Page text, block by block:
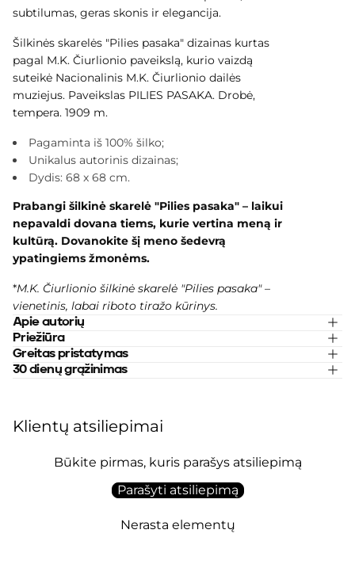
subtilumas, geras skonis ir elegancija.
Šilkinės skarelės "Pilies pasaka" dizainas kurtas
pagal M.K. Čiurlionio paveikslą, kurio vaizdą
suteikė Nacionalinis M.K. Čiurlionio dailės
muziejus. Paveikslas PILIES PASAKA. Drobė,
tempera. 1909 m.
Pagaminta iš 100% šilko;
Unikalus autorinis dizainas;
Dydis: 68 x 68 cm.
Prabangi šilkinė skarelė "Pilies pasaka" – laikui
nepavaldi dovana tiems, kurie vertina meną ir
kultūrą. Dovanokite šį meno šedevrą
ypatingiems žmonėms.
*M.K. Čiurlionio šilkinė skarelė "Pilies pasaka" –
vienetinis, labai riboto tiražo kūrinys.
Apie autorių
Priežiūra
Greitas pristatymas
30 dienų grąžinimas
Klientų atsiliepimai
Būkite pirmas, kuris parašys atsiliepimą
Parašyti atsiliepimą
Nerasta elementų